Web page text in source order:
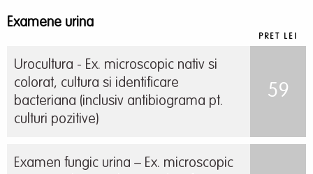
Examene urina
PRET LEI
Urocultura - Ex. microscopic nativ si
colorat, cultura si identificare
bacteriana (inclusiv antibiograma pt.
culturi pozitive)
59
Examen fungic urina – Ex. microscopic